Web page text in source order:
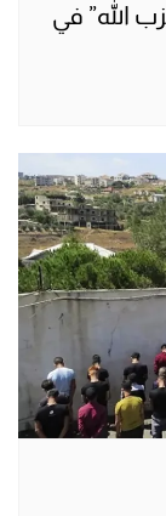
الله” في